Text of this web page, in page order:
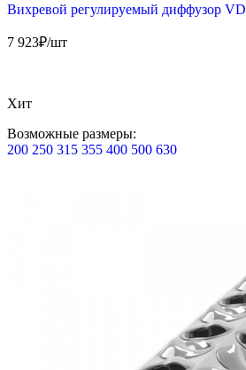
Вихревой регулируемый диффузор VD
7 923₽/шт
Хит
Возможные размеры:
200 250 315 355 400 500 630